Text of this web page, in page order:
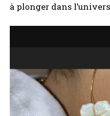
à plonger dans